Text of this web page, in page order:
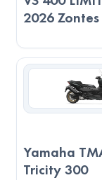
2026
Yamaha
Tricity 300